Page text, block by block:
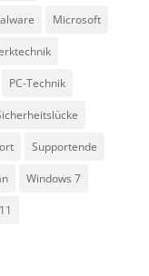
Microsoft
PC-Technik
Supportende
Windows 7